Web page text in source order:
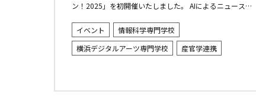
ン！2025」を初開催いたしました。 AIによるニュース
スト「JOYコ...
イベント
情報科学専門学校
横浜デジタルアーツ専門学校
産官学連携